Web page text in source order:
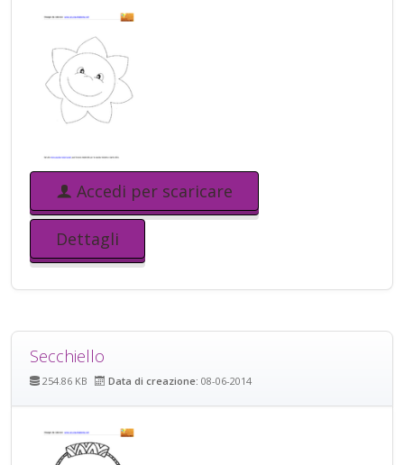
Accedi per scaricare
Dettagli
Secchiello
254.86 KB Data di creazione: 08-06-2014